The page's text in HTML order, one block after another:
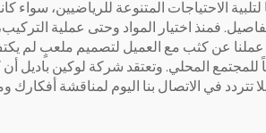
الاحتياجات المتنوعة للرياضيين، سواء
فمنذ اختيار المواد وحتى عملية
عن كثب مع العميل لتصميم ملعبٍ لم
للمجتمع المحلي. وتعتقد شركة لوكين
في الاتصال بنا اليوم لمناقشة أفكارك